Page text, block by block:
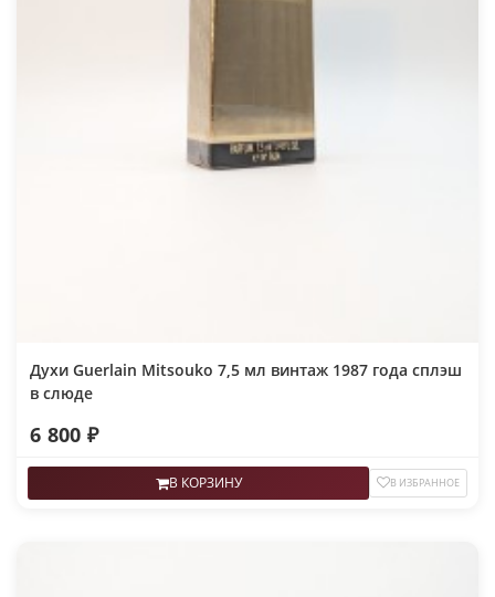
Духи Guerlain Mitsouko 7,5 мл винтаж 1987 года сплэш
в слюде
6 800 ₽
В КОРЗИНУ В ИЗБРАННОЕ